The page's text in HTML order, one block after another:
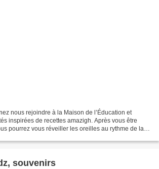
nous rejoindre à la Maison de l’Éducation et
inspirées de recettes amazigh. Après vous être
pourrez vous réveiller les oreilles au rythme de la
souvenirs